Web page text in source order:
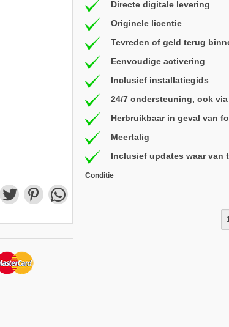
Directe digitale levering
Originele licentie
Tevreden of geld terug
Eenvoudige activering
Inclusief installatiegids
24/7 ondersteuning, ook
Herbruikbaar in geval van
Meertalig
Inclusief updates waar van
Conditie